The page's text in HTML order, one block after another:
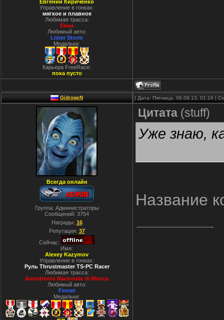
Евгений Кириченко
Управление в гонках:
мягкое и плавное
Любимая трасса:
Енна
Любимый авто:
Lister Storm
Медальки:
Карьера FreeRace:
пока пусто
GidrogeN | Дата: Пятница, 06.09.13, 01:16 |
Всегда онлайн
Группа: Администраторы
Сообщений: 3754
Награды: 16
Репутация: 37
Сейчас:
Имя:
Alexey Kazymov
Управление в гонках:
Руль Thrustmaster TS-PC Racer
Любимая трасса:
Autodromo Nacionale di Monza
Любимый авто:
Ferrari
Медальки:
Цитата (stuff)
Уже знаю,
Название